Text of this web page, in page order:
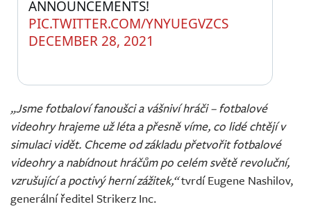
PIC.TWITTER.COM/YNYUEGVZCS
DECEMBER 28, 2021
„Jsme fotbaloví fanoušci a vášniví hráči – fotbalové
videohry hrajeme už léta a přesně víme, co lidé chtějí v
simulaci vidět. Chceme od základu přetvořit fotbalové
videohry a nabídnout hráčům po celém světě revoluční,
vzrušující a poctivý herní zážitek,“tvrdí Eugene Nashilov,
generální ředitel Strikerz Inc.